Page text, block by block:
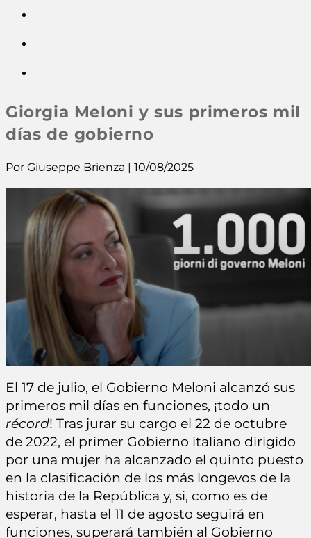
Giorgia Meloni y sus primeros mil
días de gobierno
Por Giuseppe Brienza | 10/08/2025
El 17 de julio, el Gobierno Meloni alcanzó sus
primeros mil días en funciones, ¡todo un
récord! Tras jurar su cargo el 22 de octubre
de 2022, el primer Gobierno italiano dirigido
por una mujer ha alcanzado el quinto puesto
en la clasificación de los más longevos de la
historia de la República y, si, como es de
esperar, hasta el 11 de agosto seguirá en
funciones, superará también al Gobierno